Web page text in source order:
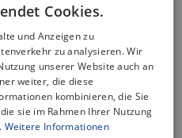
den Druck von -588Pa
von 95 Grad Celsius
der speziellen Konstruktion,
der Spitzenqualität und
Netz können die
an jede Badewanne
Cookies.
und Anzeigen zu
zu analysieren. Wir
unserer Website auch an
weiter, die diese
kombinieren, die Sie
sie im Rahmen Ihrer Nutzung
Weitere Informationen